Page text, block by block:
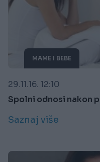
MAME I BEBE
29.11.16. 12:10
Spolni odnosi nakon
Saznaj više